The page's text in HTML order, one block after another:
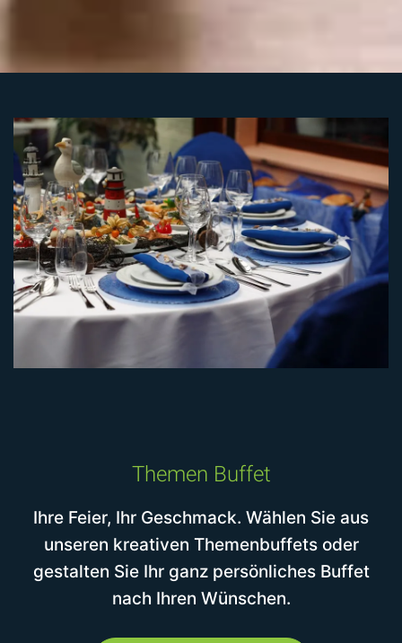
Themen Buffet
Ihre Feier, Ihr Geschmack. Wählen Sie aus
unseren kreativen Themenbuffets oder
gestalten Sie Ihr ganz persönliches Buffet
nach Ihren Wünschen.